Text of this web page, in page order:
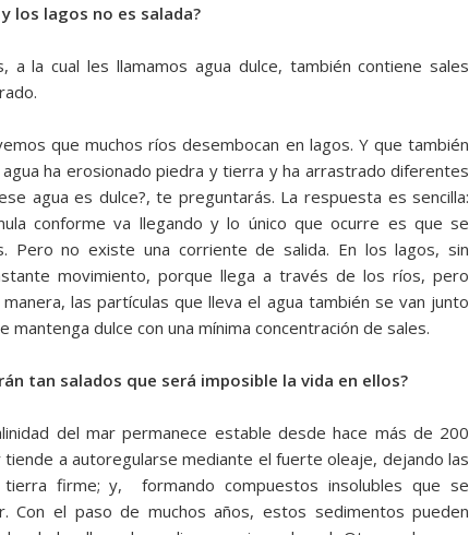
los lagos no es salada?
la cual les llamamos agua dulce, también contiene sales
que muchos ríos desembocan en lagos. Y que también
ha erosionado piedra y tierra y ha arrastrado diferentes
agua es dulce?, te preguntarás. La respuesta es sencilla:
conforme va llegando y lo único que ocurre es que se
Pero no existe una corriente de salida. En los lagos, sin
movimiento, porque llega a través de los ríos, pero
las partículas que lleva el agua también se van junto
mantenga dulce con una mínima concentración de sales.
tan salados que será imposible la vida en ellos?
del mar permanece estable desde hace más de 200
tiende a autoregularse mediante el fuerte oleaje, dejando las
firme; y, formando compuestos insolubles que se
Con el paso de muchos años, estos sedimentos pueden